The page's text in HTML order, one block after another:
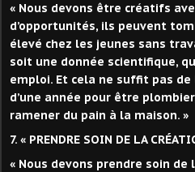
« Nous devons être créatifs
d’opportunités, ils peuvent
élevé chez les jeunes sans
soit une donnée scientifique,
emploi. Et cela ne suffit pas
d’une année pour être
ramener du pain à la maison. »
7. « PRENDRE SOIN DE LA
« Nous devons prendre soin